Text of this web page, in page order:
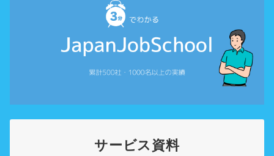
サービス資料